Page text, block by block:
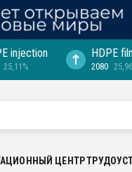
injection
25,11%
HDPE
2080
ЦЕНТР